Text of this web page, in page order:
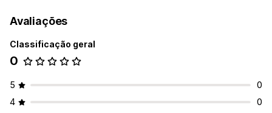
Avaliações
Classificação geral
0
5
0
4
0